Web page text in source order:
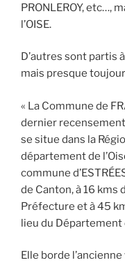
PRONLEROY, etc…,
l’OISE.
D’autres sont partis
mais presque
« La Commune de
dernier
se situe dans la
département de
commune
de Canton, à 16 kms
Préfecture et à 45
lieu du Département
Elle borde